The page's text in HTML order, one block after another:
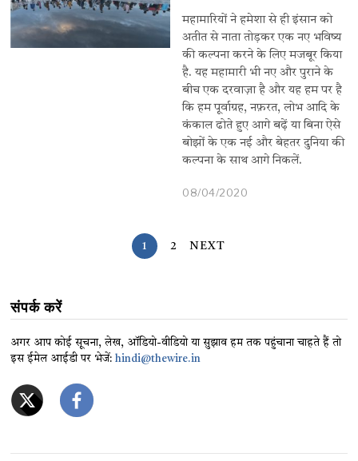
महामारियों ने हमेशा से ही इंसान को
अतीत से नाता तोड़कर एक नए भविष्य
की कल्पना करने के लिए मजबूर किया
है. यह महामारी भी नए और पुराने के
बीच एक दरवाज़ा है और यह हम पर है
कि हम पूर्वाग्रह, नफ़रत, लोभ आदि के
कंकाल ढोते हुए आगे बढ़ें या बिना ऐसे
बोझों के एक नई और बेहतर दुनिया की
कल्पना के साथ आगे निकलें.
08/04/2020
1 2 NEXT
संपर्क करें
अगर आप कोई सूचना, लेख, ऑडियो-वीडियो या सुझाव हम तक पहुंचाना चाहते हैं तो
इस ईमेल आईडी पर भेजें:hindi@thewire.in